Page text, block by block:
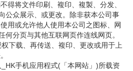
得将文件印刷、複印、複製、分发、
公众展示、或更改。除非获本公司事
用或允许他人使用本公司之图标、网
何分页与其他互联网页作连线网页。
下载、再传送、複印、更改或用于上
手机应用程式(「本网站」)所载资